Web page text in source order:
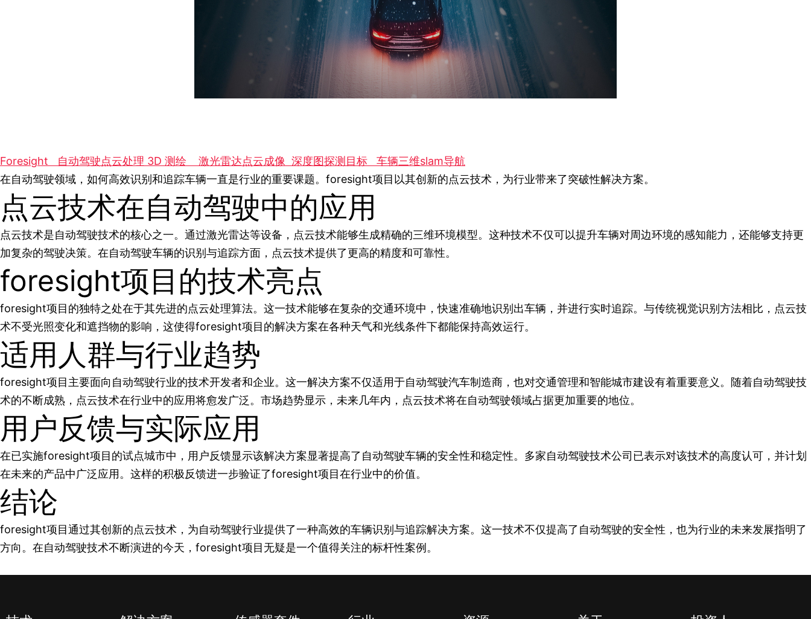
Foresight 自动驾驶点云处理 3D 测绘 激光雷达点云成像 深度图探测目标
车辆三维slam导航
在自动驾驶领域，如何高效识别和追踪车辆一直是行业的重要课题。foresight项目以其创新的点云技术，为行业带来了突破性解决方案。
点云技术在自动驾驶中的应用
点云技术是自动驾驶技术的核心之一。通过激光雷达等设备，点云技术能够生成精确的三维环境模型。这种技术不仅可以提升车辆对周边环境的感知能力，还能够支持更
加复杂的驾驶决策。在自动驾驶车辆的识别与追踪方面，点云技术提供了更高的精度和可靠性。
foresight项目的技术亮点
foresight项目的独特之处在于其先进的点云处理算法。这一技术能够在复杂的交通环境中，快速准确地识别出车辆，并进行实时追踪。与传统视觉识别方法相比，点云技
术不受光照变化和遮挡物的影响，这使得foresight项目的解决方案在各种天气和光线条件下都能保持高效运行。
适用人群与行业趋势
foresight项目主要面向自动驾驶行业的技术开发者和企业。这一解决方案不仅适用于自动驾驶汽车制造商，也对交通管理和智能城市建设有着重要意义。随着自动驾驶技
术的不断成熟，点云技术在行业中的应用将愈发广泛。市场趋势显示，未来几年内，点云技术将在自动驾驶领域占据更加重要的地位。
用户反馈与实际应用
在已实施foresight项目的试点城市中，用户反馈显示该解决方案显著提高了自动驾驶车辆的安全性和稳定性。多家自动驾驶技术公司已表示对该技术的高度认可，并计划
在未来的产品中广泛应用。这样的积极反馈进一步验证了foresight项目在行业中的价值。
结论
foresight项目通过其创新的点云技术，为自动驾驶行业提供了一种高效的车辆识别与追踪解决方案。这一技术不仅提高了自动驾驶的安全性，也为行业的未来发展指明了
方向。在自动驾驶技术不断演进的今天，foresight项目无疑是一个值得关注的标杆性案例。